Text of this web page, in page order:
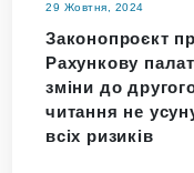
29 Жовтня, 2024
Законопроєкт
Рахункову
зміни до
читання не
всіх ризиків